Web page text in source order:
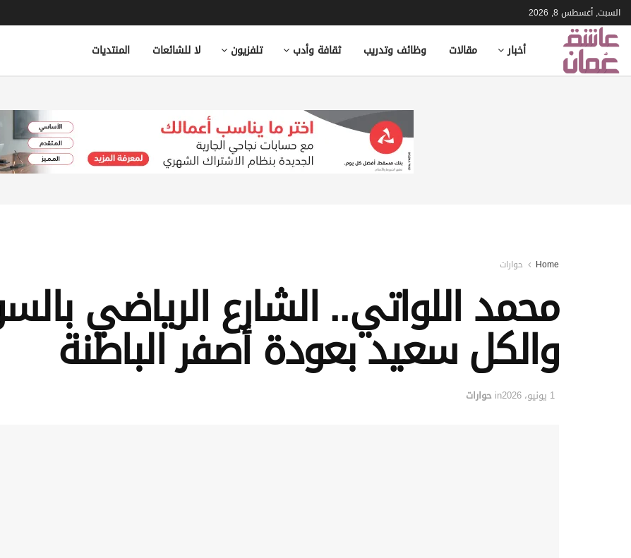
السبت, أغسطس 8, 2026
أخبار مقالات وظائف وتدريب ثقافة وأدب تلفزيون لا للشائعات المنتديات
Home حوارات
محمد اللواتي.. الشارع الرياضي
والكل سعيد بعودة أصفر الباطنة
1 يونيو، 2026 in حوارات